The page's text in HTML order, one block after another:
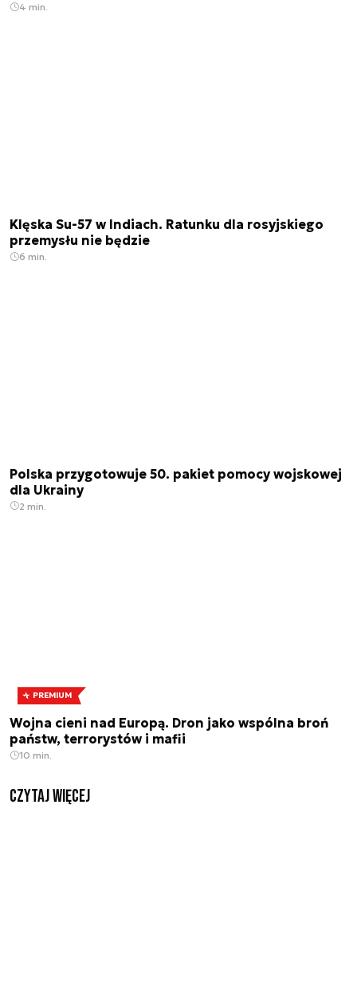
4 min.
Klęska Su-57 w Indiach. Ratunku dla rosyjskiego
przemysłu nie będzie
6 min.
Polska przygotowuje 50. pakiet pomocy wojskowej
dla Ukrainy
2 min.
PREMIUM
Wojna cieni nad Europą. Dron jako wspólna broń
państw, terrorystów i mafii
10 min.
czytaj więcej